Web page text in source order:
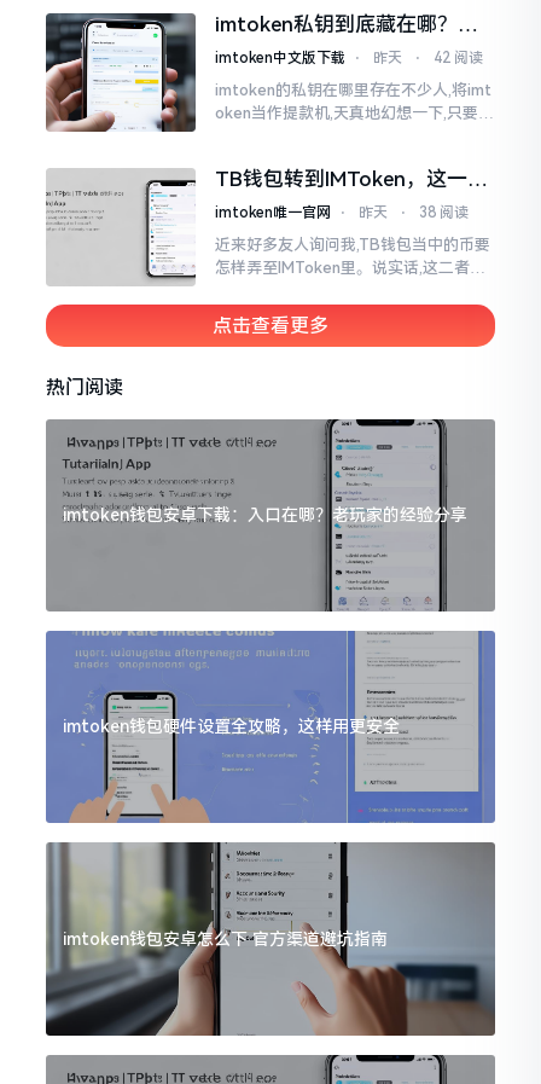
似乎相似
imtoken私钥到底藏在哪？别
慌，找对地方才安心
imtoken中文版下载 ⋅ 昨天 ⋅ 42 阅读
imtoken的私钥在哪里存在不少人,将imt
oken当作提款机,天真地幻想一下,只要把
TB钱包转到IMToken，这一步
别走错
imtoken唯一官网 ⋅ 昨天 ⋅ 38 阅读
近来好多友人询问我,TB钱包当中的币要
怎样弄至IMToken里。说实话,这二者皆
作方面的确得细致些。好多人转着转着
就迷糊了
点击查看更多
热门阅读
imtoken钱包安卓下载：入口在哪？老玩家的经验分享
imtoken钱包硬件设置全攻略，这样用更安全
imtoken钱包安卓怎么下 官方渠道避坑指南